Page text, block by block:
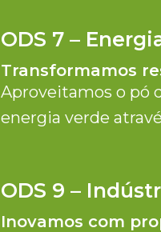
ODS 7 –
Transformamos
Aproveitamos o pó
energia verde
ODS 9 –
Inovamos com